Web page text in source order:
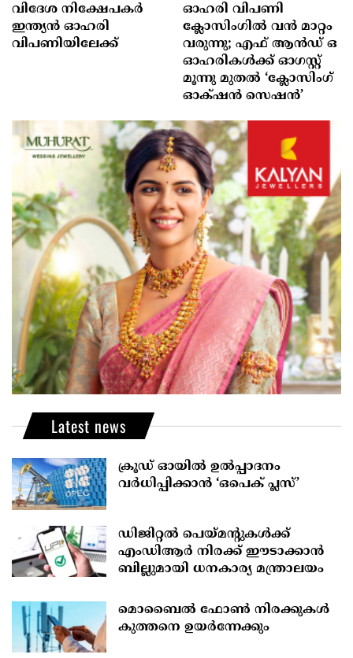
വിദേശ നിക്ഷേപകര്‍
ഇന്ത്യൻ ഓഹരി
വിപണിയിലേക്ക്
ഓഹരി വിപണി
ക്ലോസിംഗിൽ വൻ മാറ്റം
വരുന്നു; എഫ് ആൻഡ് ഒ
ഓഹരികൾക്ക് ഓഗസ്റ്റ്
മൂന്നു മുതൽ ‘ക്ലോസിംഗ്
ഓക്‌ഷൻ സെഷൻ’
Latest news
ക്രൂഡ് ഓയിൽ ഉൽപ്പാദനം
വർധിപ്പിക്കാൻ ‘ഒപെക് പ്ലസ്’
ഡിജിറ്റൽ പെയ്മന്റുകൾക്ക്
എംഡിആർ നിരക്ക് ഈടാക്കാൻ
ബില്ലുമായി ധനകാര്യ മന്ത്രാലയം
മൊബൈല്‍ ഫോണ്‍ നിരക്കുകള്‍
കുത്തനെ ഉയര്‍ന്നേക്കും